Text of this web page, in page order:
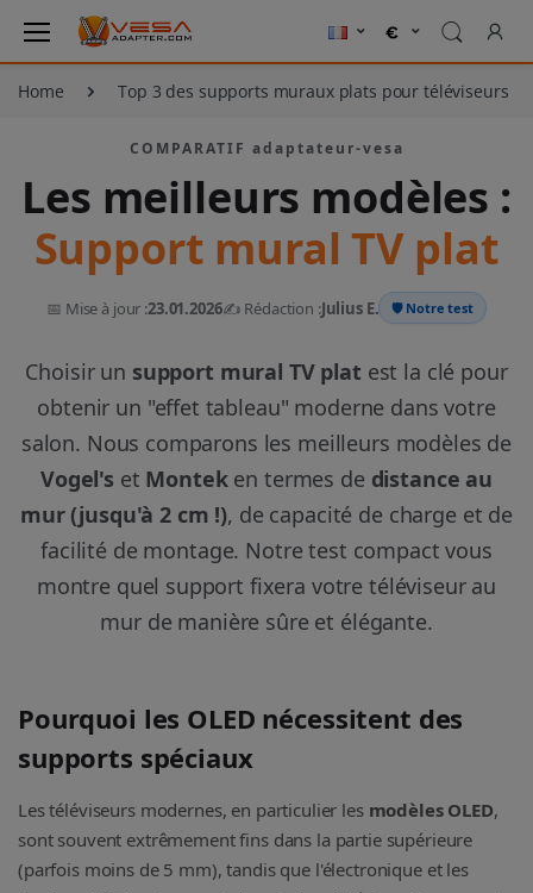
Home Top 3 des supports muraux plats pour téléviseurs
COMPARATIF adaptateur-vesa
Les meilleurs modèles :
Support mural TV plat
📅 Mise à jour :23.01.2026✍️ Rédaction :Julius E. 🛡️ Notre test
Choisir un support mural TV plat est la clé pour
obtenir un "effet tableau" moderne dans votre
salon. Nous comparons les meilleurs modèles de
Vogel's et Monteken termes de distance au
mur (jusqu'à 2 cm !), de capacité de charge et de
facilité de montage. Notre test compact vous
montre quel support fixera votre téléviseur au
mur de manière sûre et élégante.
Pourquoi les OLED nécessitent des
supports spéciaux
Les téléviseurs modernes, en particulier les modèles OLED,
sont souvent extrêmement fins dans la partie supérieure
(parfois moins de 5 mm), tandis que l'électronique et les